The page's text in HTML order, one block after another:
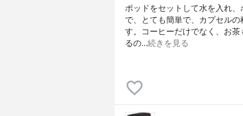
ポッドをセットして水を入れ
で、とても簡単で、カプセルの
す。コーヒーだけでなく、お
るの…続きを見る